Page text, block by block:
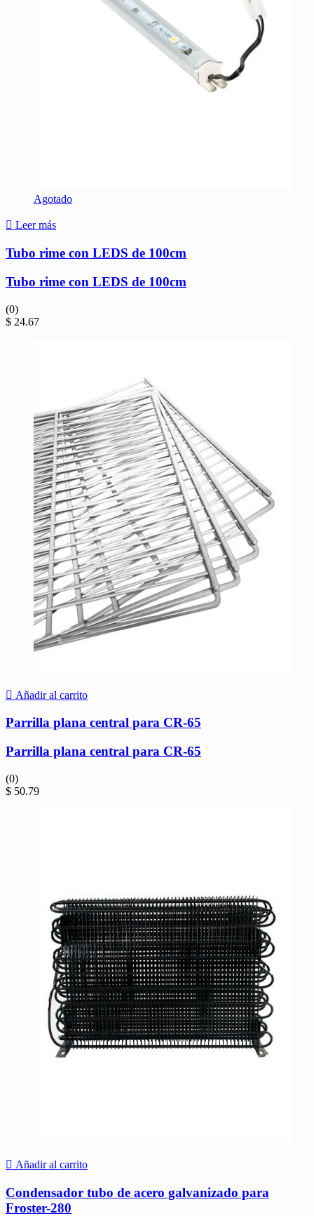
Agotado
Leer más
Tubo rime con LEDS de 100cm
Tubo rime con LEDS de 100cm
(0)
$ 24.67
Añadir al carrito
Parrilla plana central para CR-65
Parrilla plana central para CR-65
(0)
$ 50.79
Añadir al carrito
Condensador tubo de acero galvanizado para
Froster-280